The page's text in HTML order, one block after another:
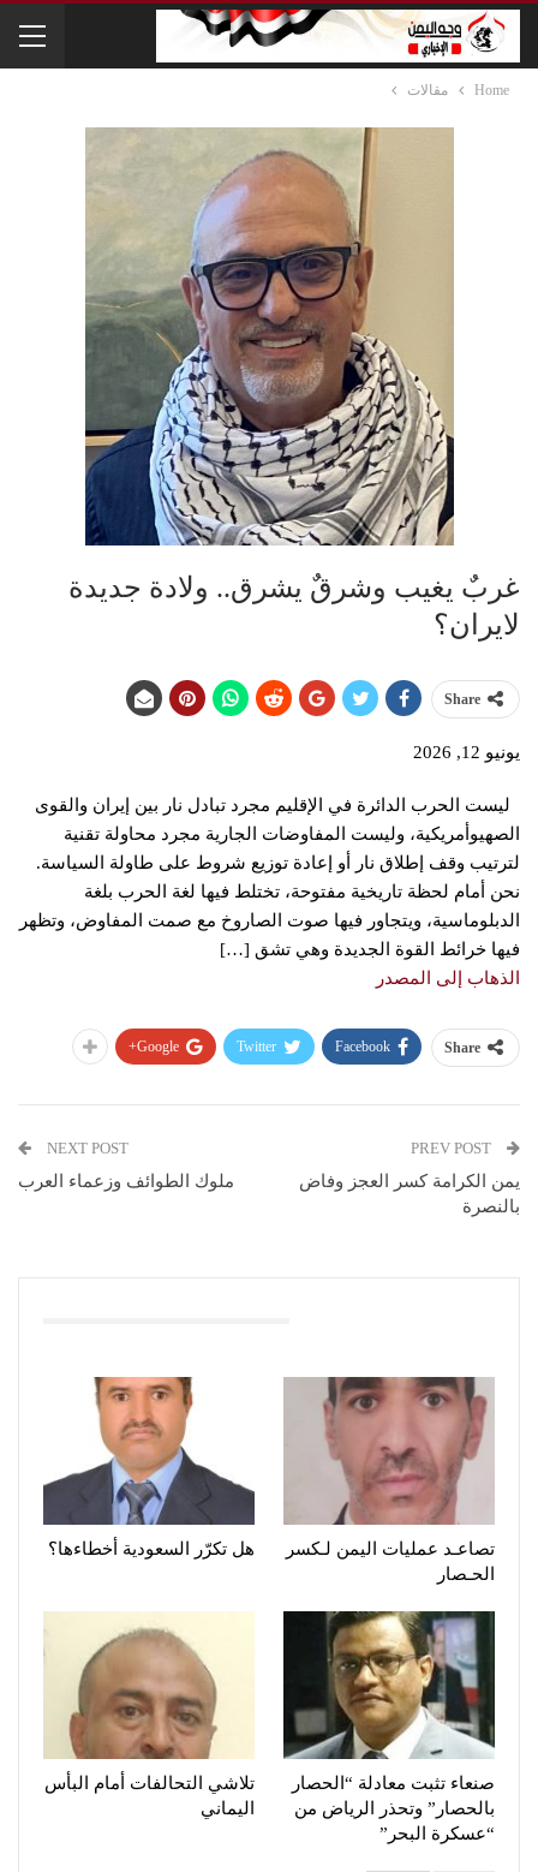
Home مقالات
غربٌ يغيب وشرقٌ يشرق.. ولادة جديدة
لايران؟
Share
يونيو 12, 2026
ليست الحرب الدائرة في الإقليم مجرد تبادل نار بين إيران والقوى
الصهيوأمريكية، وليست المفاوضات الجارية مجرد محاولة تقنية
لترتيب وقف إطلاق نار أو إعادة توزيع شروط على طاولة السياسة.
نحن أمام لحظة تاريخية مفتوحة، تختلط فيها لغة الحرب بلغة
الدبلوماسية، ويتجاور فيها صوت الصاروخ مع صمت المفاوض، وتظهر
فيها خرائط القوة الجديدة وهي تشق […]
الذهاب إلى المصدر
Share
Facebook
Twitter
Google+
يمن الكرامة كسر العجز وفاض
بالنصرة
NEXT POST
ملوك الطوائف وزعماء العرب
تصاعـد عمليات اليمن لـكسر
الحـصار
هل تكرّر السعودية أخطاءها؟
صنعاء تثبت معادلة “الحصار
بالحصار” وتحذر الرياض من
“عسكرة البحر”
تلاشي التحالفات أمام البأس
اليماني